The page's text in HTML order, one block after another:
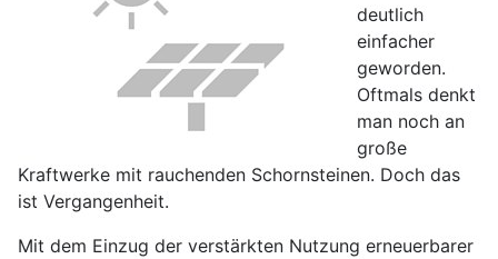
deutlich
einfacher
geworden.
Oftmals denkt
man noch an
große
Kraftwerke mit rauchenden Schornsteinen. Doch das
ist Vergangenheit.
Mit dem Einzug der verstärkten Nutzung erneuerbarer